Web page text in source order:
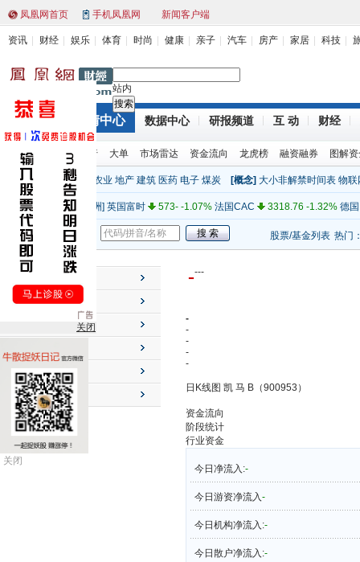
关闭
凤凰网首页 手机凤凰网 新闻客户端
资讯 财经 娱乐 体育 时尚 健康 亲子 汽车 房产 家居 科技
站内
财经首页 行情中心 数据中心 研报频道 互 动 财经
环球股指 股票排行 大单 市场雷达 资金流向 龙虎榜 融资融券 图解
[行业] 金融 电力 机械 农业 地产 建筑 医药 电子 煤炭 [概念] 大小非解禁时间表 物联
全球指数
上证指数 2319.12 (1.00%) 深证成指 9466.14 1.78%
[亚太]日经 8841.22 -0.09%澳大利亚 4348.48 0.45%新西
[美洲]道琼斯 12660.50 -0.58% 纳斯达克 2816.55 0.40%标
[欧洲] 英国富时 573- -1.07% 法国CAC 3318.76 -1.32% 德
[其他]纽约原油 99.70 0.00%纽约黄金
[亚太] 上证指数 2319.12 (1.00%) 深证成指 9466.14 1.78%
[亚太]日经 8841.22 -0.09%
[美洲]道琼斯 12660.50 -0.58%
[欧洲]
英国富时
[其他]
纽约原油 99.70 0.00%
股票/基金 股票/基金列表 热门
市场速览
公司动态
送配解禁
----
-
-
-
-
-
日K线图 凯 马 B（900953）
资金流向
阶段统计
行业资金
今日净流入:-
今日游资净流入-
今日机构净流入:-
今日散户净流入:-
关闭